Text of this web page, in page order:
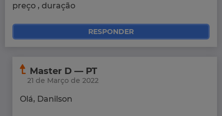
preço , duração
RESPONDER
Master D — PT
21 de Março de 2022
Olá, Danilson